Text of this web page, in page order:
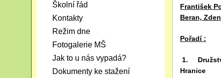
František
Beran,
Pořadí :
1.
Hranice
Školní řád
Kontakty
Režim dne
Fotogalerie MŠ
Jak to u nás vypadá?
Dokumenty ke stažení